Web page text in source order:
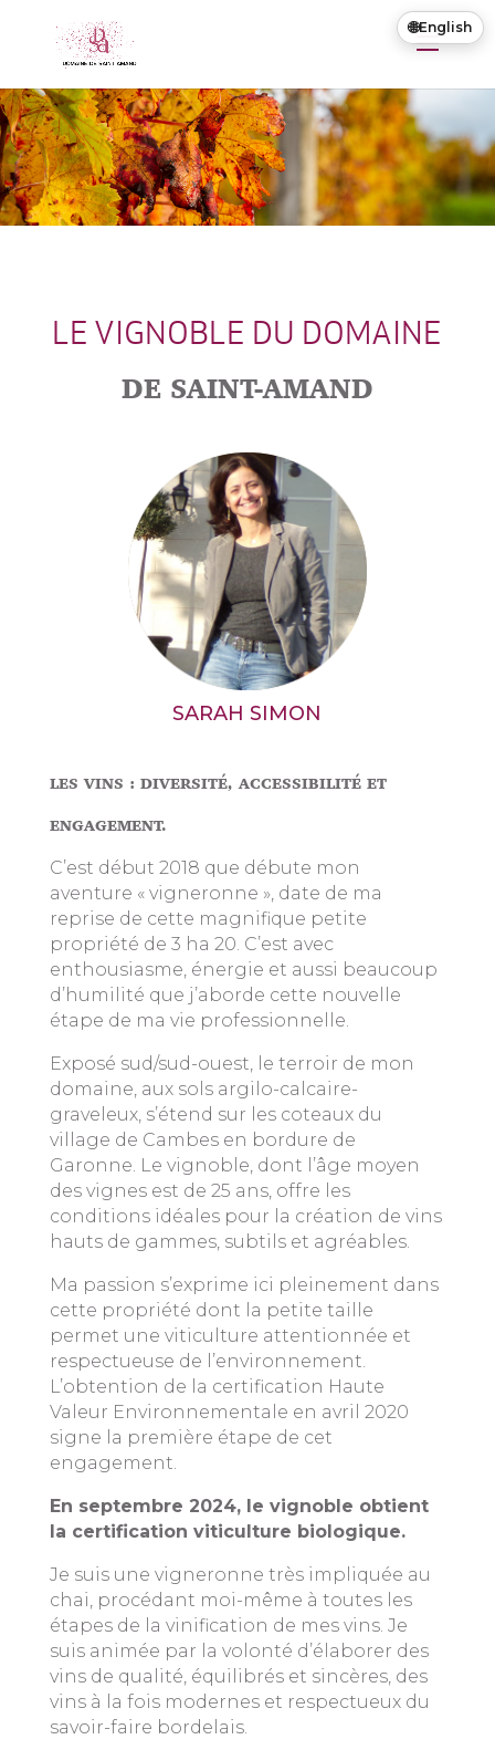
LE VIGNOBLE DU DOMAINE
DE SAINT-AMAND
SARAH SIMON
LES VINS : DIVERSITÉ, ACCESSIBILITÉ ET
ENGAGEMENT.
C’est début 2018 que débute mon
aventure « vigneronne », date de ma
reprise de cette magnifique petite
propriété de 3 ha 20. C’est avec
enthousiasme, énergie et aussi beaucoup
d’humilité que j’aborde cette nouvelle
étape de ma vie professionnelle.
Exposé sud/sud-ouest, le terroir de mon
domaine, aux sols argilo-calcaire-
graveleux, s’étend sur les coteaux du
village de Cambes en bordure de
Garonne. Le vignoble, dont l’âge moyen
des vignes est de 25 ans, offre les
conditions idéales pour la création de vins
hauts de gammes, subtils et agréables.
Ma passion s’exprime ici pleinement dans
cette propriété dont la petite taille
permet une viticulture attentionnée et
respectueuse de l’environnement.
L’obtention de la certification Haute
Valeur Environnementale en avril 2020
signe la première étape de cet
engagement.
En septembre 2024, le vignoble obtient
la certification viticulture biologique.
Je suis une vigneronne très impliquée au
chai, procédant moi-même à toutes les
étapes de la vinification de mes vins. Je
suis animée par la volonté d’élaborer des
vins de qualité, équilibrés et sincères, des
vins à la fois modernes et respectueux du
savoir-faire bordelais.
🌐English